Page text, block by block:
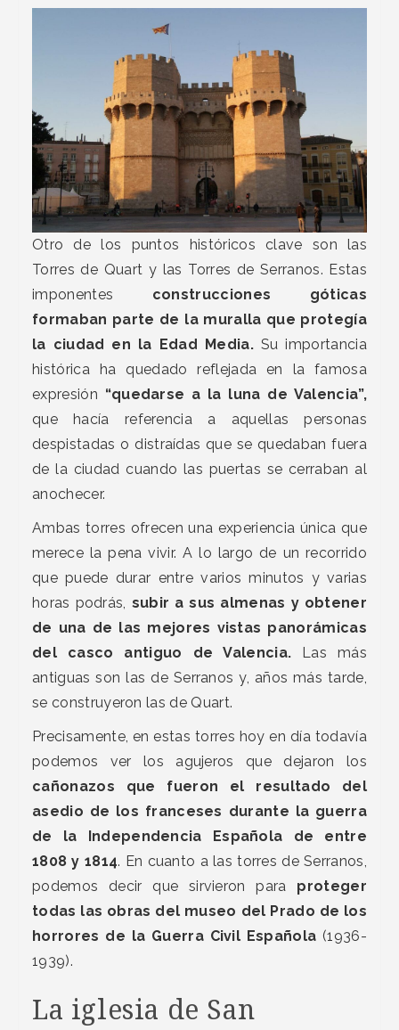
Otro de los puntos históricos clave son las
Torres de Quart y las Torres de Serranos. Estas
imponentes construcciones góticas
formaban parte de la muralla que protegía
la ciudad en la Edad Media.Su importancia
histórica ha quedado reflejada en la famosa
expresión “quedarse a la luna de Valencia”,
que hacía referencia a aquellas personas
despistadas o distraídas que se quedaban fuera
de la ciudad cuando las puertas se cerraban al
anochecer.
Ambas torres ofrecen una experiencia única que
merece la pena vivir. A lo largo de un recorrido
que puede durar entre varios minutos y varias
horas podrás, subir a sus almenas y obtener
de una de las mejores vistas panorámicas
del casco antiguo de Valencia. Las más
antiguas son las de Serranos y, años más tarde,
se construyeron las de Quart.
Precisamente, en estas torres hoy en día todavía
podemos ver los agujeros que dejaron los
cañonazos que fueron el resultado del
asedio de los franceses durante la guerra
de la Independencia Española de entre
1808 y 1814. En cuanto a las torres de Serranos,
podemos decir que sirvieron para proteger
todas las obras del museo del Prado de los
horrores de la Guerra Civil Española (1936-
1939).
La iglesia de San